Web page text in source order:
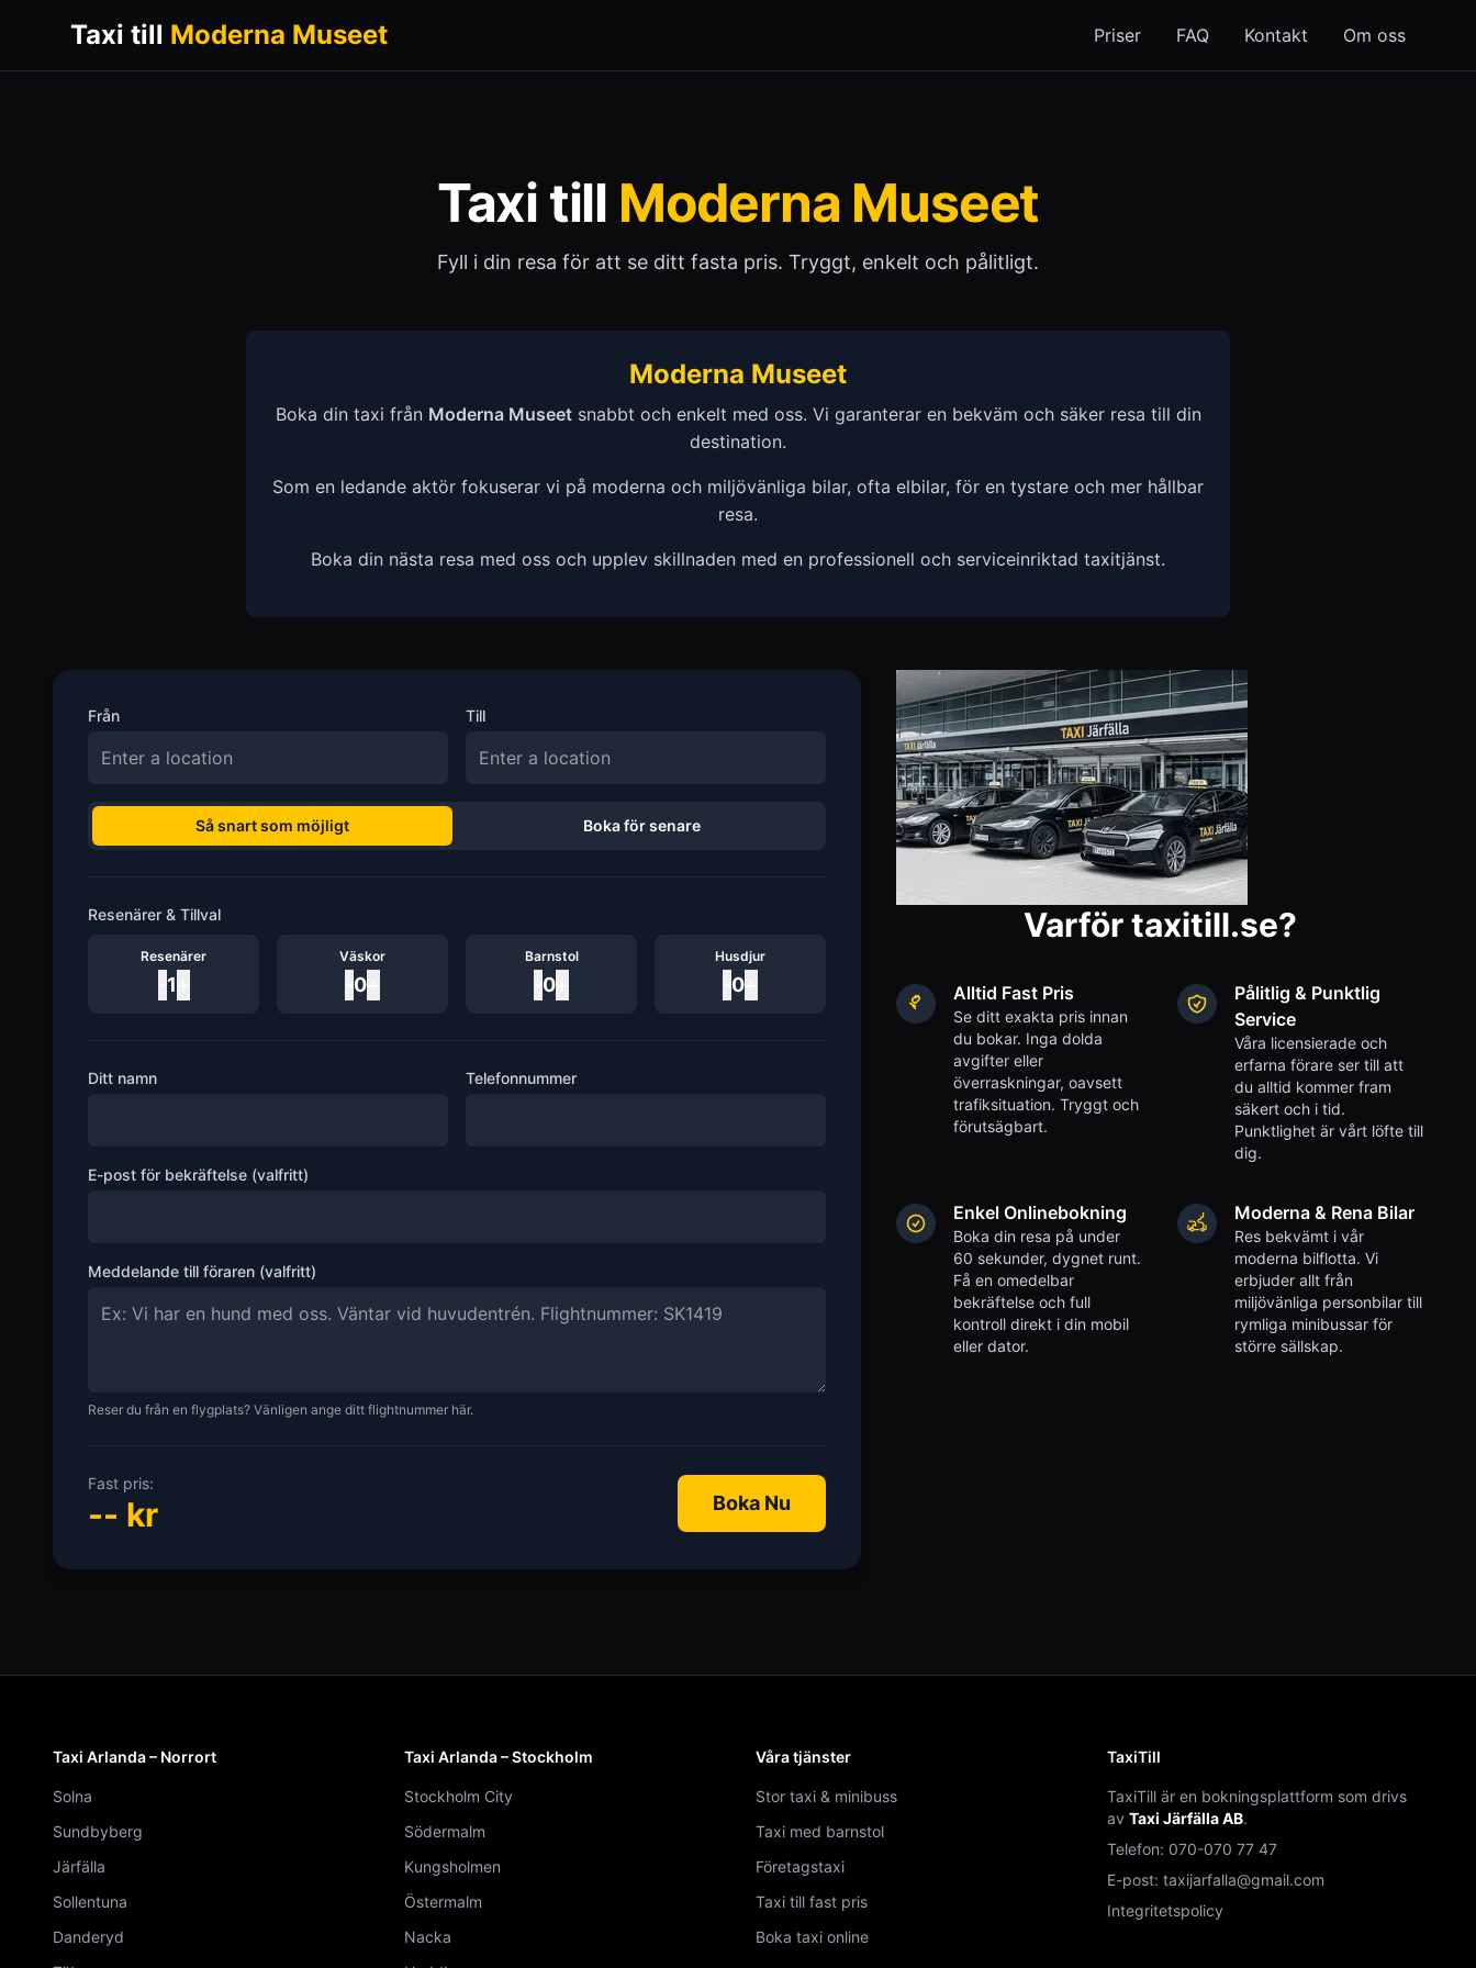
Taxi till Moderna Museet Priser FAQ Kontakt Om oss
Taxi till Moderna Museet
Fyll i din resa för att se ditt fasta pris. Tryggt, enkelt och pålitligt.
Moderna Museet
Boka din taxi från Moderna Museetsnabbt och enkelt med oss. Vi garanterar en bekväm och säker resa till din
destination.
Som en ledande aktör fokuserar vi på moderna och miljövänliga bilar, ofta elbilar, för en tystare och mer hållbar
resa.
Boka din nästa resa med oss och upplev skillnaden med en professionell och serviceinriktad taxitjänst.
Från Till
Så snart som möjligt Boka för senare
Resenärer & Tillval
Resenärer
1
Väskor
0
Barnstol
0
Husdjur
0
Ditt namn Telefonnummer
E-post för bekräftelse (valfritt)
Meddelande till föraren (valfritt)
Reser du från en flygplats? Vänligen ange ditt flightnummer här.
Fast pris:
-- kr Boka Nu
Varför taxitill.se?
Alltid Fast Pris
Se ditt exakta pris innan
du bokar. Inga dolda
avgifter eller
överraskningar, oavsett
trafiksituation. Tryggt och
förutsägbart.
Pålitlig & Punktlig
Service
Våra licensierade och
erfarna förare ser till att
du alltid kommer fram
säkert och i tid.
Punktlighet är vårt löfte till
dig.
Enkel Onlinebokning
Boka din resa på under
60 sekunder, dygnet runt.
Få en omedelbar
bekräftelse och full
kontroll direkt i din mobil
eller dator.
Moderna & Rena Bilar
Res bekvämt i vår
moderna bilflotta. Vi
erbjuder allt från
miljövänliga personbilar till
rymliga minibussar för
större sällskap.
Taxi Arlanda – Norrort
Solna
Sundbyberg
Järfälla
Sollentuna
Danderyd
Taxi Arlanda – Stockholm
Stockholm City
Södermalm
Kungsholmen
Östermalm
Nacka
Våra tjänster
Stor taxi & minibuss
Taxi med barnstol
Företagstaxi
Taxi till fast pris
Boka taxi online
TaxiTill
TaxiTill är en bokningsplattform som drivs
av Taxi Järfälla AB.
Telefon: 070-070 77 47
E-post: taxijarfalla@gmail.com
Integritetspolicy